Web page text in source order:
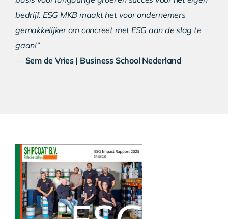
bedrijf. ESG MKB maakt het voor ondernemers
gemakkelijker om concreet met ESG aan de slag te
gaan!”
—Sem de Vries | Business School Nederland